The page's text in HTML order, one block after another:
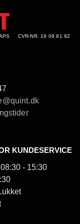
CVR-NR. 19 09 81 92
KUNDESERVICE
- 15:30